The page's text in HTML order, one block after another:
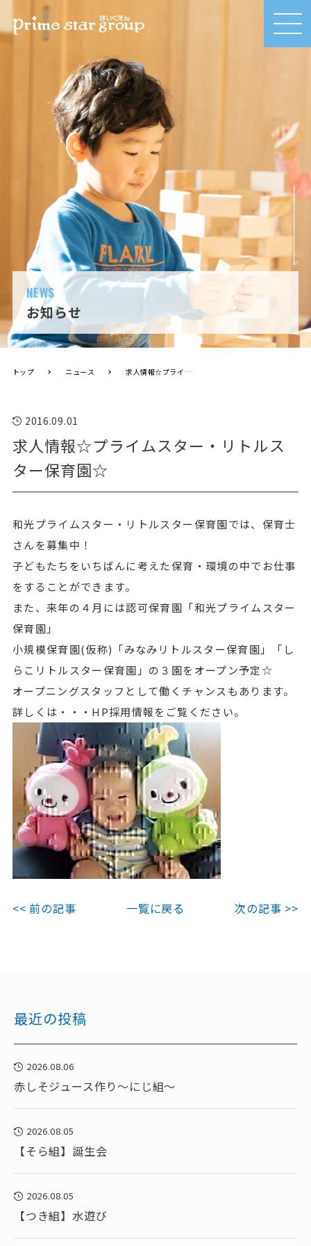
MEN
U
NEWS
お知らせ
トップ ニュース 求人情報☆プライムスター・リトルスター保育園☆
2016.09.01
求人情報☆プライムスター・リトルス
ター保育園☆
和光プライムスター・リトルスター保育園では、保育士
さんを募集中！
子どもたちをいちばんに考えた保育・環境の中でお仕事
をすることができます。
また、来年の４月には認可保育園「和光プライムスター
保育園」
小規模保育園(仮称)「みなみリトルスター保育園」「し
らこリトルスター保育園」の３園をオープン予定☆
オープニングスタッフとして働くチャンスもあります。
詳しくは・・・HP採用情報をご覧ください。
<< 前の記事 一覧に戻る 次の記事 >>
最近の投稿
2026.08.06
赤しそジュース作り～にじ組～
2026.08.05
【そら組】誕生会
2026.08.05
【つき組】水遊び